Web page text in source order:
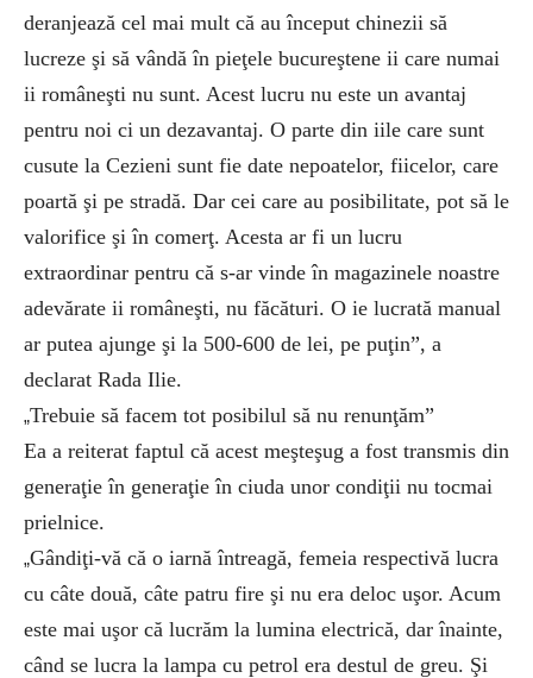
deranjează cel mai mult că au început chinezii să
lucreze şi să vândă în pieţele bucureştene ii care numai
ii româneşti nu sunt. Acest lucru nu este un avantaj
pentru noi ci un dezavantaj. O parte din iile care sunt
cusute la Cezieni sunt fie date nepoatelor, fiicelor, care
poartă şi pe stradă. Dar cei care au posibilitate, pot să le
valorifice şi în comerţ. Acesta ar fi un lucru
extraordinar pentru că s-ar vinde în magazinele noastre
adevărate ii româneşti, nu făcături. O ie lucrată manual
ar putea ajunge şi la 500-600 de lei, pe puţin”, a
declarat Rada Ilie.
„Trebuie să facem tot posibilul să nu renunţăm”
Ea a reiterat faptul că acest meşteşug a fost transmis din
generaţie în generaţie în ciuda unor condiţii nu tocmai
prielnice.
„Gândiţi-vă că o iarnă întreagă, femeia respectivă lucra
cu câte două, câte patru fire şi nu era deloc uşor. Acum
este mai uşor că lucrăm la lumina electrică, dar înainte,
când se lucra la lampa cu petrol era destul de greu. Şi